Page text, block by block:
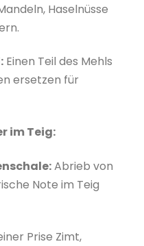
Haselnüsse
Einen Teil des Mehls
ersetzen für
im Teig:
Abrieb von
Note im Teig
Prise Zimt,